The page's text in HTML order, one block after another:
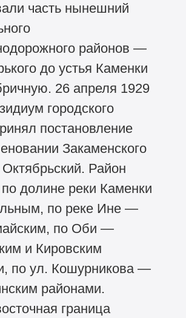
часть нынешний
районов —
до устья Каменки
26 апреля 1929
городского
постановление
Закаменского
Район
по долине реки Каменки
по реке Ине —
по Оби —
и Кировским
по ул. Кошурникова —
районами.
граница